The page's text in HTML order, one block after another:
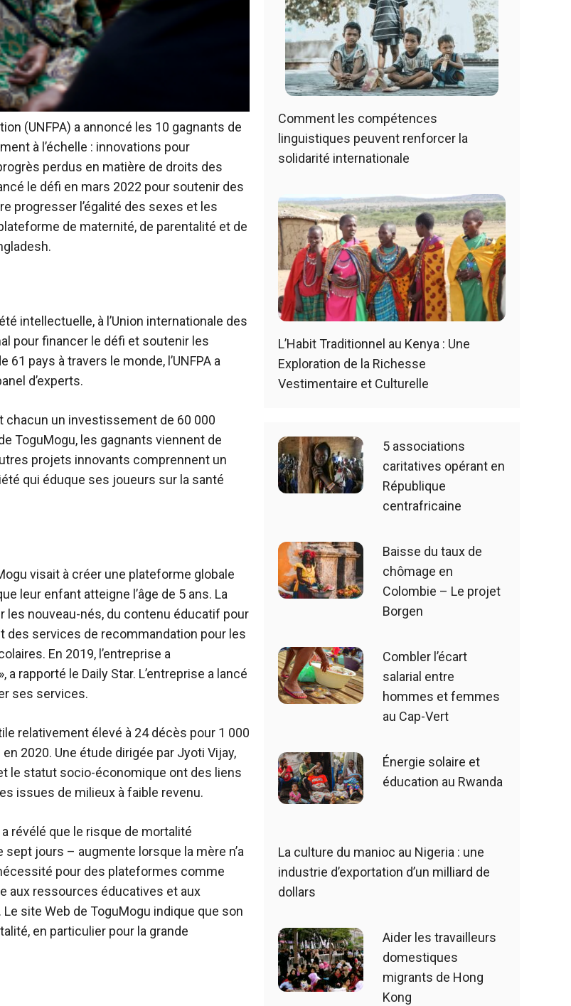
(UNFPA) a annoncé les 10 gagnants de
à l’échelle : innovations pour
perdus en matière de droits des
le défi en mars 2022 pour soutenir des
progresser l’égalité des sexes et les
de maternité, de parentalité et de
intellectuelle, à l’Union internationale des
pour financer le défi et soutenir les
pays à travers le monde, l’UNFPA a
d’experts.
chacun un investissement de 60 000
ToguMogu, les gagnants viennent de
projets innovants comprennent un
qui éduque ses joueurs sur la santé
visait à créer une plateforme globale
leur enfant atteigne l’âge de 5 ans. La
nouveau-nés, du contenu éducatif pour
des services de recommandation pour les
En 2019, l’entreprise a
rapporté le Daily Star. L’entreprise a lancé
ses services.
relativement élevé à 24 décès pour 1 000
2020. Une étude dirigée par Jyoti Vijay,
le statut socio-économique ont des liens
issues de milieux à faible revenu.
révélé que le risque de mortalité
sept jours – augmente lorsque la mère n’a
pour des plateformes comme
aux ressources éducatives et aux
site Web de ToguMogu indique que son
en particulier pour la grande
Comment les compétences
linguistiques peuvent renforcer la
solidarité internationale
L’Habit Traditionnel au Kenya : Une
Exploration de la Richesse
Vestimentaire et Culturelle
5 associations
caritatives opérant en
République
centrafricaine
Baisse du taux de
chômage en
Colombie – Le projet
Borgen
Combler l’écart
salarial entre
hommes et femmes
au Cap-Vert
Énergie solaire et
éducation au Rwanda
La culture du manioc au Nigeria : une
industrie d’exportation d’un milliard de
dollars
Aider les travailleurs
domestiques
migrants de Hong
Kong